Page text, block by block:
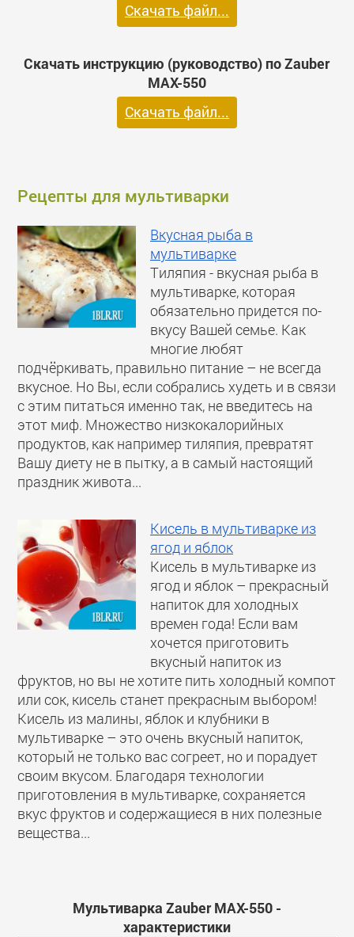
Скачать файл...
Скачать инструкцию (руководство) по Zauber
MAX-550
Скачать файл...
Рецепты для мультиварки
Вкусная рыба в
мультиварке
Тиляпия - вкусная рыба в
мультиварке, которая
обязательно придется по-
вкусу Вашей семье. Как
многие любят
подчёркивать, правильно питание – не всегда
вкусное. Но Вы, если собрались худеть и в связи
с этим питаться именно так, не введитесь на
этот миф. Множество низкокалорийных
продуктов, как например тиляпия, превратят
Вашу диету не в пытку, а в самый настоящий
праздник живота...
Кисель в мультиварке из
ягод и яблок
Кисель в мультиварке из
ягод и яблок – прекрасный
напиток для холодных
времен года! Если вам
хочется приготовить
вкусный напиток из
фруктов, но вы не хотите пить холодный компот
или сок, кисель станет прекрасным выбором!
Кисель из малины, яблок и клубники в
мультиварке – это очень вкусный напиток,
который не только вас согреет, но и порадует
своим вкусом. Благодаря технологии
приготовления в мультиварке, сохраняется
вкус фруктов и содержащиеся в них полезные
вещества...
Мультиварка Zauber MAX-550 -
характеристики